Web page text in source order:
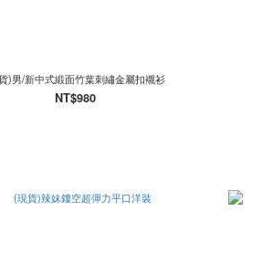
)男/新中式緞面竹葉刺繡金屬扣襯衫
NT$980